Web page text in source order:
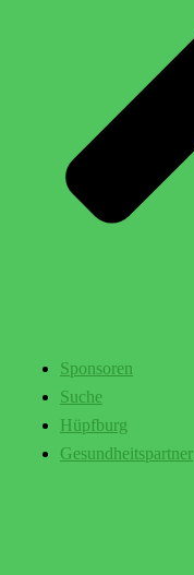
Sponsoren
Suche
Hüpfburg
Gesundheitspartner